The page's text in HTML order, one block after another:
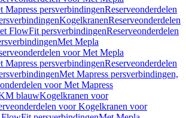
Mapress persverbindingenReserveonderdelen
KogelkranenReserveonderdelen
FlowFit persverbindingenReserveonderdelen
Met Mepla
voor Met Mepla
Mapress persverbindingenReserveonderdelen
Met Mapress persverbindingen,
voor Met Mapress
blauwKogelkranen voor
voor Kogelkranen voor